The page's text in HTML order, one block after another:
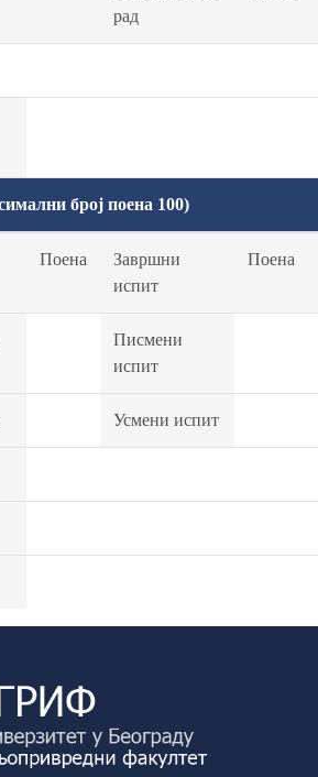
рад
број поена 100)
Поена
Завршни
испит
Поена
Писмени
испит
Усмени испит